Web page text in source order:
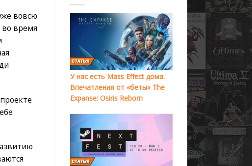
вовсю
во время
У нас есть Mass Effect дома.
Впечатления от «беты» The
Expanse: Osiris Reborn